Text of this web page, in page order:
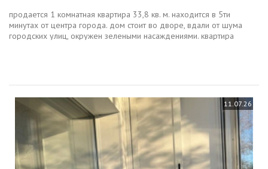
продается 1 комнатная квартира 33,8 кв. м. находится в 5ти
минутах от центра города. дом стоит во дворе, вдали от шума
городских улиц, окружен зелеными насаждениями. квартира
11.07.26